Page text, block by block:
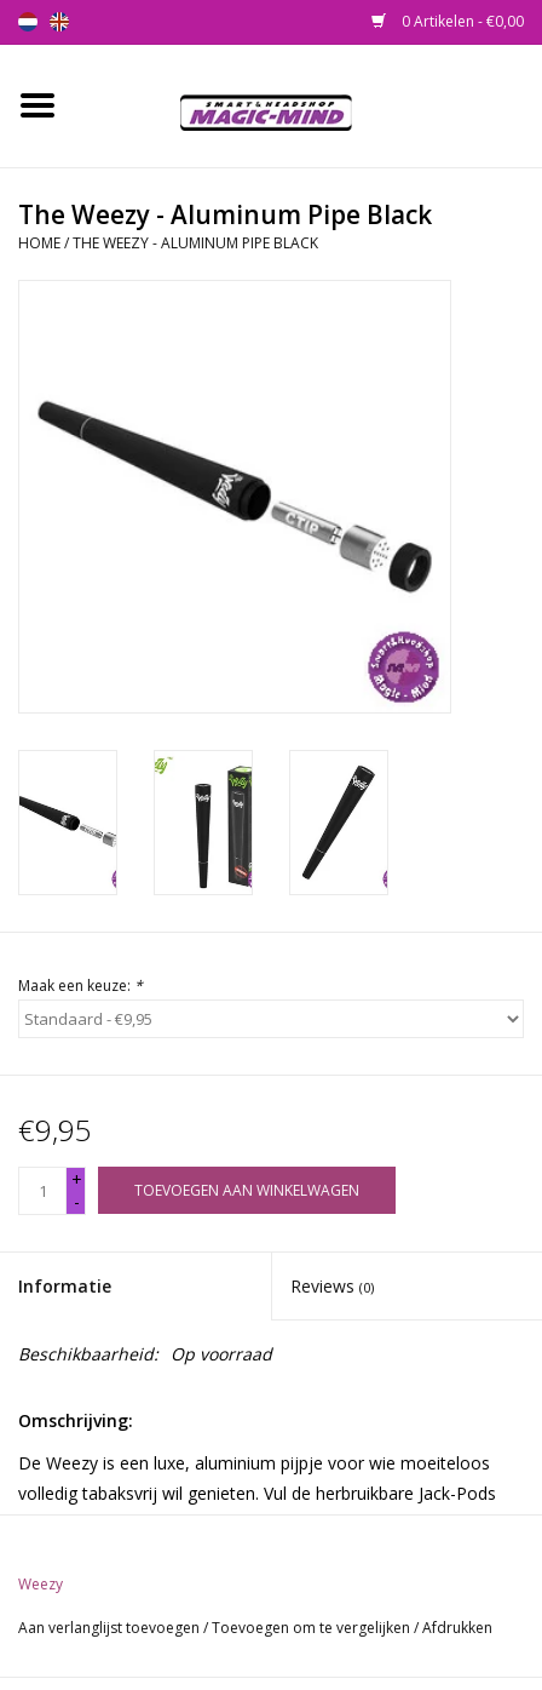
0 Artikelen - €0,00
Home
Smartshop
Health Supplies
The Weezy - Aluminum Pipe Black
HOME/THE WEEZY - ALUMINUM PIPE BLACK
Maak een keuze: *
€9,95
+
-
TOEVOEGEN AAN WINKELWAGEN
Informatie Reviews (0)
Beschikbaarheid: Op voorraad
Omschrijving:
De Weezy is een luxe, aluminium pijpje voor wie moeiteloos
volledig tabaksvrij wil genieten. Vul de herbruikbare Jack-Pods
zachtere rook met minder schadelijke stoffen en vollere smaak.
Aluminium
Weezy
Aan verlanglijst toevoegen /Toevoegen om te vergelijken /Afdrukken